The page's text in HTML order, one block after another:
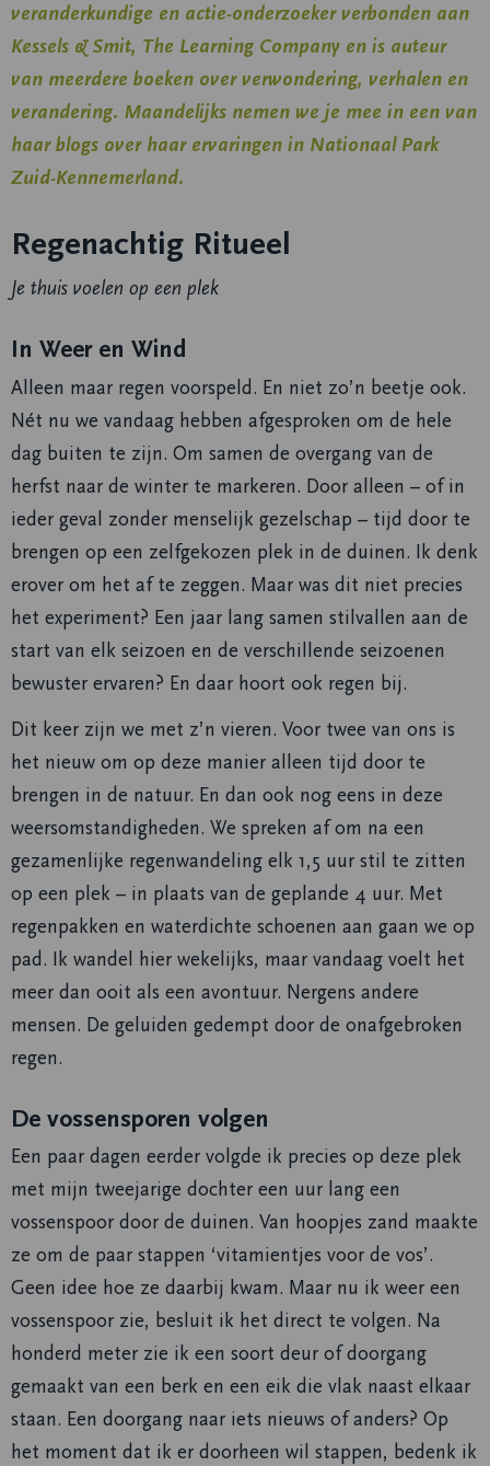
veranderkundige en actie-onderzoeker verbonden aan
Kessels & Smit, The Learning Company en is auteur
van meerdere boeken over verwondering, verhalen en
verandering. Maandelijks nemen we je mee in een van
haar blogs over haar ervaringen in Nationaal Park
Zuid-Kennemerland.
Regenachtig Ritueel
Je thuis voelen op een plek
In Weer en Wind
Alleen maar regen voorspeld. En niet zo’n beetje ook.
Nét nu we vandaag hebben afgesproken om de hele
dag buiten te zijn. Om samen de overgang van de
herfst naar de winter te markeren. Door alleen – of in
ieder geval zonder menselijk gezelschap – tijd door te
brengen op een zelfgekozen plek in de duinen. Ik denk
erover om het af te zeggen. Maar was dit niet precies
het experiment? Een jaar lang samen stilvallen aan de
start van elk seizoen en de verschillende seizoenen
bewuster ervaren? En daar hoort ook regen bij.
Dit keer zijn we met z’n vieren. Voor twee van ons is
het nieuw om op deze manier alleen tijd door te
brengen in de natuur. En dan ook nog eens in deze
weersomstandigheden. We spreken af om na een
gezamenlijke regenwandeling elk 1,5 uur stil te zitten
op een plek – in plaats van de geplande 4 uur. Met
regenpakken en waterdichte schoenen aan gaan we op
pad. Ik wandel hier wekelijks, maar vandaag voelt het
meer dan ooit als een avontuur. Nergens andere
mensen. De geluiden gedempt door de onafgebroken
regen.
De vossensporen volgen
Een paar dagen eerder volgde ik precies op deze plek
met mijn tweejarige dochter een uur lang een
vossenspoor door de duinen. Van hoopjes zand maakte
ze om de paar stappen ‘vitamientjes voor de vos’.
Geen idee hoe ze daarbij kwam. Maar nu ik weer een
vossenspoor zie, besluit ik het direct te volgen. Na
honderd meter zie ik een soort deur of doorgang
gemaakt van een berk en een eik die vlak naast elkaar
staan. Een doorgang naar iets nieuws of anders? Op
het moment dat ik er doorheen wil stappen, bedenk ik